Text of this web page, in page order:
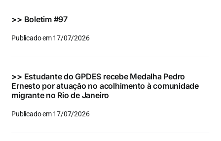
>> Boletim #97
Publicado em 17/07/2026
>> Estudante do GPDES recebe Medalha Pedro
Ernesto por atuação no acolhimento à comunidade
migrante no Rio de Janeiro
Publicado em 17/07/2026